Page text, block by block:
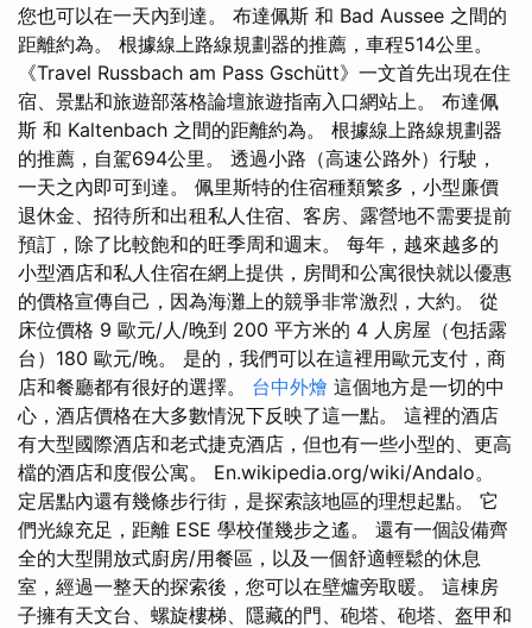
您也可以在一天內到達。 布達佩斯 和 Bad Aussee 之間的
距離約為。 根據線上路線規劃器的推薦，車程514公里。
《Travel Russbach am Pass Gschütt》一文首先出現在住
宿、景點和旅遊部落格論壇旅遊指南入口網站上。 布達佩
斯 和 Kaltenbach 之間的距離約為。 根據線上路線規劃器
的推薦，自駕694公里。 透過小路（高速公路外）行駛，
一天之內即可到達。 佩里斯特的住宿種類繁多，小型廉價
退休金、招待所和出租私人住宿、客房、露營地不需要提前
預訂，除了比較飽和的旺季周和週末。 每年，越來越多的
小型酒店和私人住宿在網上提供，房間和公寓很快就以優惠
的價格宣傳自己，因為海灘上的競爭非常激烈，大約。 從
床位價格 9 歐元/人/晚到 200 平方米的 4 人房屋（包括露
台）180 歐元/晚。 是的，我們可以在這裡用歐元支付，商
店和餐廳都有很好的選擇。 台中外燴 這個地方是一切的中
心，酒店價格在大多數情況下反映了這一點。 這裡的酒店
有大型國際酒店和老式捷克酒店，但也有一些小型的、更高
檔的酒店和度假公寓。 En.wikipedia.org/wiki/Andalo。
定居點內還有幾條步行街，是探索該地區的理想起點。 它
們光線充足，距離 ESE 學校僅幾步之遙。 還有一個設備齊
全的大型開放式廚房/用餐區，以及一個舒適輕鬆的休息
室，經過一整天的探索後，您可以在壁爐旁取暖。 這棟房
子擁有天文台、螺旋樓梯、隱藏的門、砲塔、砲塔、盔甲和